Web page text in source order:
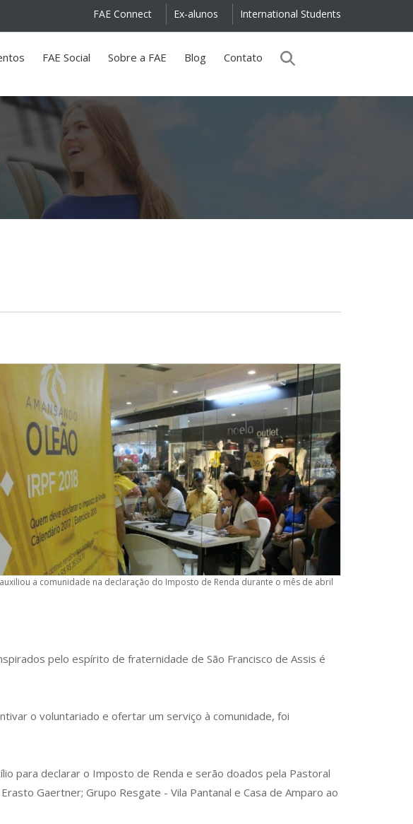
International Students
Ex-alunos
FAE Connect
FAE Social Sobre a FAE Blog Contato
a comunidade na declaração do Imposto de Renda durante o mês de abril
pelo espírito de fraternidade de São Francisco de Assis é
o voluntariado e ofertar um serviço à comunidade, foi
para declarar o Imposto de Renda e serão doados pela Pastoral
Gaertner; Grupo Resgate - Vila Pantanal e Casa de Amparo ao